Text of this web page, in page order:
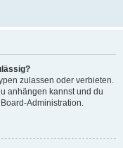
zulassen oder verbieten.
anhängen kannst und du
Administration.